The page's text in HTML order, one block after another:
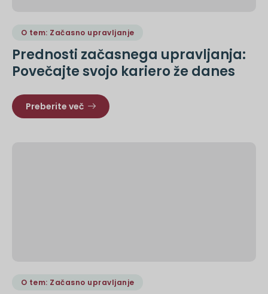
O tem: Začasno upravljanje
Prednosti začasnega upravljanja:
Povečajte svojo kariero že danes
Preberite več
O tem: Začasno upravljanje